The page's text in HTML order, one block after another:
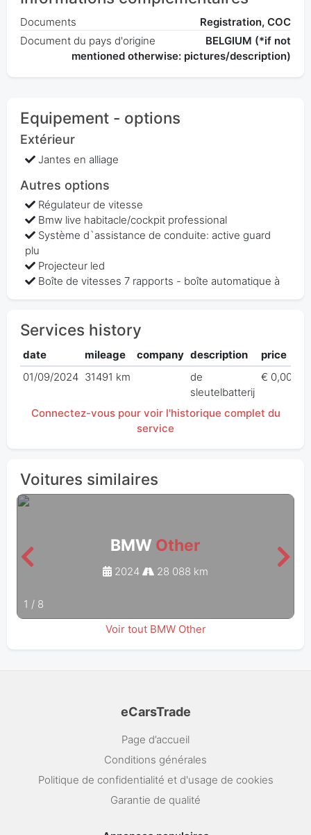
Documents
Registration, COC
Document du pays d'origine
BELGIUM (*if not
mentioned otherwise: pictures/description)
Equipement - options
Extérieur
Jantes en alliage
Autres options
Régulateur de vitesse
Bmw live habitacle/cockpit professional
Système d`assistance de conduite: active guard
plu
Projecteur led
Boîte de vitesses 7 rapports - boîte automatique à
Services history
date mileage company description
price
01/09/2024 31491 km
de
sleutelbatterij
€ 0,00
Connectez-vous pour voir l'historique complet du
service
Voitures similaires
BMW Other
2024 28 088 km
1 / 8
Voir tout BMW Other
eCarsTrade
Page d’accueil
Conditions générales
Politique de confidentialité et d'usage de cookies
Garantie de qualité